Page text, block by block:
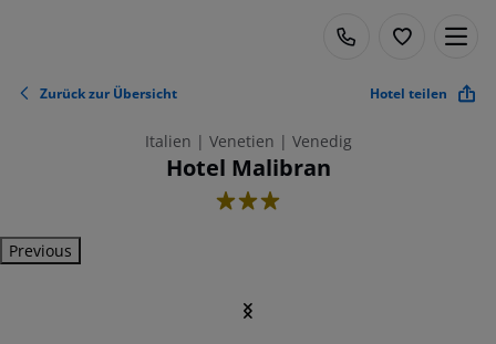
Zurück zur Übersicht Hotel teilen
Italien | Venetien | Venedig
Hotel Malibran
3
Previous